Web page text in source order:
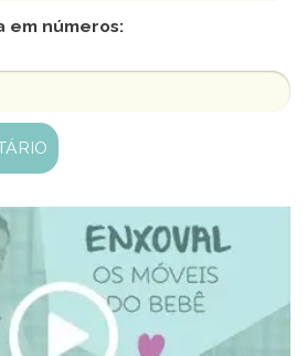
em números: